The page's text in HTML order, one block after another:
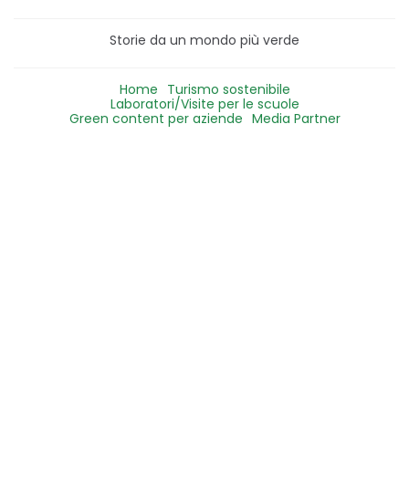
Storie da un mondo più verde
Home Turismo sostenibile
Laboratori/Visite per le scuole
Green content per aziende Media Partner